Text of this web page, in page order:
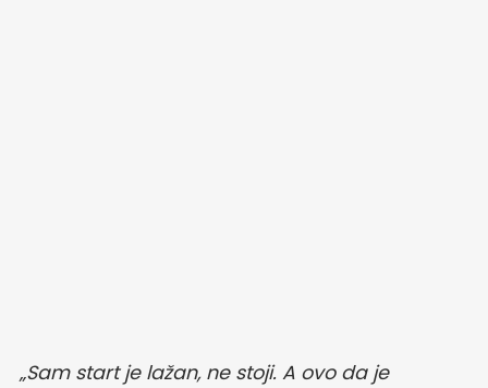
„Sam start je lažan, ne stoji. A ovo da je